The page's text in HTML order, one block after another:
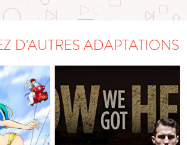
D'AUTRES ADAPTATIONS